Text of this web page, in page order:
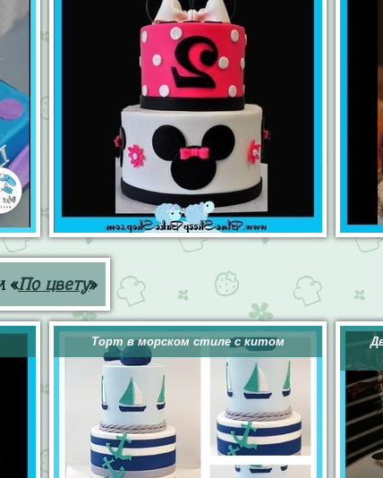
«По цвету»
Торт в морском стиле с китом